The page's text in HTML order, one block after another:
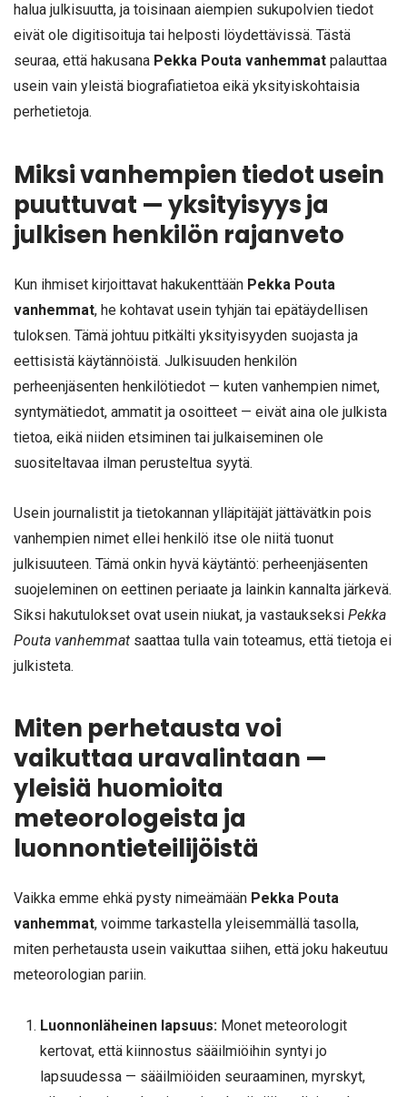
halua julkisuutta, ja toisinaan aiempien sukupolvien tiedot
eivät ole digitisoituja tai helposti löydettävissä. Tästä
seuraa, että hakusana Pekka Pouta vanhemmat palauttaa
usein vain yleistä biografiatietoa eikä yksityiskohtaisia
perhetietoja.
Miksi vanhempien tiedot usein
puuttuvat — yksityisyys ja
julkisen henkilön rajanveto
Kun ihmiset kirjoittavat hakukenttään Pekka Pouta
vanhemmat, he kohtavat usein tyhjän tai epätäydellisen
tuloksen. Tämä johtuu pitkälti yksityisyyden suojasta ja
eettisistä käytännöistä. Julkisuuden henkilön
perheenjäsenten henkilötiedot — kuten vanhempien nimet,
syntymätiedot, ammatit ja osoitteet — eivät aina ole julkista
tietoa, eikä niiden etsiminen tai julkaiseminen ole
suositeltavaa ilman perusteltua syytä.
Usein journalistit ja tietokannan ylläpitäjät jättävätkin pois
vanhempien nimet ellei henkilö itse ole niitä tuonut
julkisuuteen. Tämä onkin hyvä käytäntö: perheenjäsenten
suojeleminen on eettinen periaate ja lainkin kannalta järkevä.
Siksi hakutulokset ovat usein niukat, ja vastaukseksi Pekka
Pouta vanhemmat saattaa tulla vain toteamus, että tietoja ei
julkisteta.
Miten perhetausta voi
vaikuttaa uravalintaan —
yleisiä huomioita
meteorologeista ja
luonnontieteilijöistä
Vaikka emme ehkä pysty nimeämään Pekka Pouta
vanhemmat, voimme tarkastella yleisemmällä tasolla,
miten perhetausta usein vaikuttaa siihen, että joku hakeutuu
meteorologian pariin.
Luonnonläheinen lapsuus:Monet meteorologit
kertovat, että kiinnostus sääilmiöihin syntyi jo
lapsuudessa — sääilmiöiden seuraaminen, myrskyt,